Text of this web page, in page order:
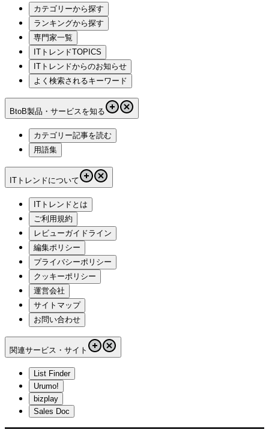
カテゴリーから探す
ランキングから探す
専門家一覧
ITトレンドTOPICS
ITトレンドからのお知らせ
よく検索されるキーワード
BtoB製品・サービスを知る
カテゴリー記事を読む
用語集
ITトレンドについて
ITトレンドとは
ご利用規約
レビューガイドライン
編集ポリシー
プライバシーポリシー
クッキーポリシー
運営会社
サイトマップ
お問い合わせ
関連サービス・サイト
List Finder
Urumo!
bizplay
Sales Doc